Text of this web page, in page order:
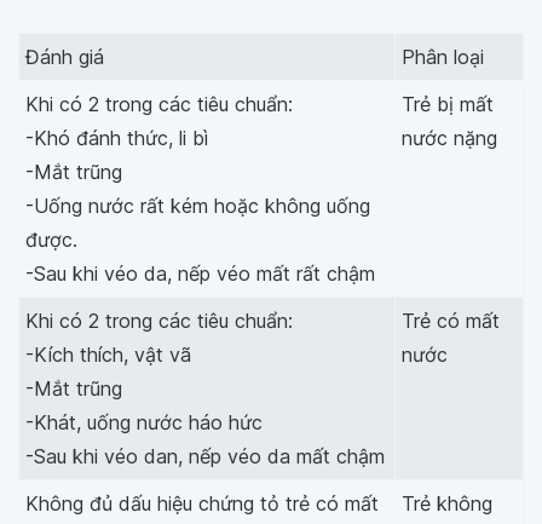
Đánh giá
Phân loại
Khi có 2 trong các tiêu chuẩn:
-Khó đánh thức, li bì
-Mắt trũng
-Uống nước rất kém hoặc không uống
được.
-Sau khi véo da, nếp véo mất rất chậm
Trẻ bị mất
nước nặng
Khi có 2 trong các tiêu chuẩn:
-Kích thích, vật vã
-Mắt trũng
-Khát, uống nước háo hức
-Sau khi véo dan, nếp véo da mất chậm
Trẻ có mất
nước
Không đủ dấu hiệu chứng tỏ trẻ có mất
Trẻ không